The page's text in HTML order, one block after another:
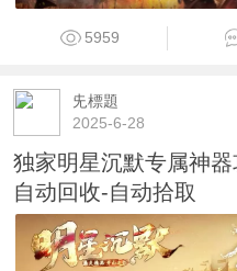
5959
兂標題
2025-6-28
独家明星沉默专属神
自动回收-自动拾取